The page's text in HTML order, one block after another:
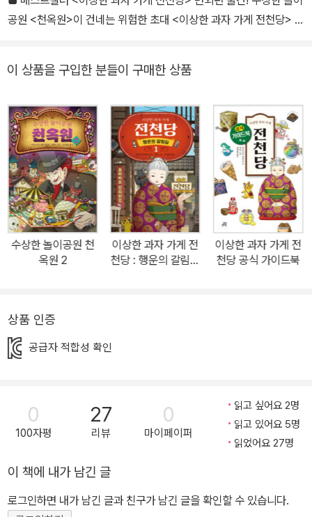
공원 <천옥원>이 건네는 위험한 초대 <이상한 과자 가게 전천당> 시
있는 체험을 그린다. <천옥원>에서 운영하는 놀이 기구들은 대관람
는 어트랙션이다. 하지만 <전천당>의 베니코도 “절대 발을 들여놓지
않는 게 상책”이라고 말하는 것처럼, <천옥원>의 어트랙션에는 어마
어마한 결말이 쌓여 있다. 《수상한 놀이공원 천옥원》에는 베니코의
라이벌이었던 요도미도 등장한다. <화앙당>을 운영했던 경험을 살려
사악한 기운이 가득한 과자와 사탕을 만들어 <천옥원> 안에 사탕 가
게를 차리고 손님들에게 판매한다. 전천당 시리즈보다 더 강력하고
매서운 이야기들로 구성되어 있어, 초등 고학년 또는 <이상한 과자
가게 전천당> 시리즈를 모두 읽은 청소년이나 성인들도 충분히 재미
카이도가 번외편 《수상한 놀이공원 천옥원》을 통해 근황을 드러낸다.
될 것이다. 베니코의 공격으로 갑자기 사라진 요도미와 카이도가 무
의 세계관을 한층 더 넓히는 작품 <이상한 과자 가게 전천당> 시리즈
의 대표 악인으로 꼽히는 요도미와 카이도 이야기를 만듦으로써 <전
천당>의 세계관은 한층 더 확장되고 견고해졌다. 카이도가 운영하는
놀이공원 <천옥원>의 정체, 운영 방식, 요도미와의 관계 등이 조금씩
당> 시리즈는 최근 18권까지 출간되었지만 후속권이 나올 때마다 독
이 상품을 구입한 분들이 구매한 상품
수상한 놀이공원 천
옥원 2
이상한 과자 가게 전
천당 : 행운의 갈림길
이상한 과자 가게 전
천당 공식 가이드북
상품 인증
공급자 적합성 확인
0
100자평
27
리뷰
0
마이페이퍼
읽고 싶어요 2명
읽고 있어요 5명
읽었어요 27명
이 책에 내가 남긴 글
로그인하면 내가 남긴 글과 친구가 남긴 글을 확인할 수 있습니다.